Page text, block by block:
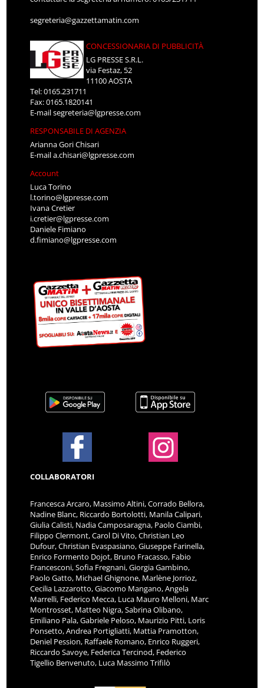
segreteria@gazzettamatin.com
CONCESSIONARIA DI PUBBLICITÀ
LG PRESSE S.R.L.
via Festaz, 52
11100 AOSTA
Tel: 0165.231711
Fax: 0165.1820141
E-mailsegreteria@lgpresse.com
RESPONSABILE DI AGENZIA
Arianna Gori Chisari
E-maila.chisari@lgpresse.com
Account
Luca Torino
l.torino@lgpresse.com
Ivana Cretier
i.cretier@lgpresse.com
Daniele Fimiano
d.fimiano@lgpresse.com
COLLABORATORI
Francesca Arcaro, Massimo Altini, Corrado Bellora,
Nadine Blanc, Riccardo Bortolotti, Manila Calipari,
Giulia Calisti, Nadia Camposaragna, Paolo Ciambi,
Filippo Clermont, Carol Di Vito, Christian Leo
Dufour, Christian Evaspasiano, Giuseppe Farinella,
Enrico Formento Dojot, Bruno Fracasso, Fabio
Francesconi, Sofia Fregnani, Giorgia Gambino,
Paolo Gatto, Michael Ghignone, Marlène Jorrioz,
Cecilia Lazzarotto, Giacomo Mangano, Angela
Marrelli, Federico Mecca, Luca Mauro Melloni, Marc
Montrosset, Matteo Nigra, Sabrina Olibano,
Emiliano Pala, Gabriele Peloso, Maurizio Pitti, Loris
Ponsetto, Andrea Portigliatti, Mattia Pramotton,
Deniel Pession, Raffaele Romano, Enrico Ruggeri,
Riccardo Savoye, Federica Tercinod, Federico
Tigellio Benvenuto, Luca Massimo Trifilò